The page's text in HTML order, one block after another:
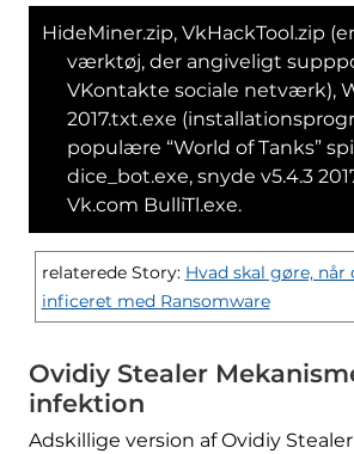
HideMiner.zip, VkHackTool.zip
værktøj, der angiveligt
VKontakte sociale netværk),
2017.txt.exe
populære “World of Tanks”
dice_bot.exe, snyde v5.4.3
Vk.com BulliTl.exe.
relaterede Story: Hvad skal gøre,
inficeret med Ransomware
Ovidiy Stealer
infektion
Adskillige version af Ovidiy